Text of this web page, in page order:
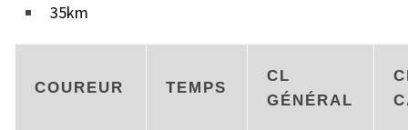
35km
COUREUR TEMPS
CL
GÉNÉRAL